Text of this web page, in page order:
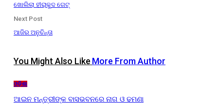
ଖୋଲିଲା ହୀରାକୁଦ ଗେଟ୍
Next Post
ଆଜିର ଅନୁଚିନ୍ତା
You Might Also Like More From Author
ଓଡ଼ିଶା
ଆଇନ ମନ୍ତ୍ରୀଙ୍କ ବାସଭବନରେ ନାଗ ଓ ଢମଣା